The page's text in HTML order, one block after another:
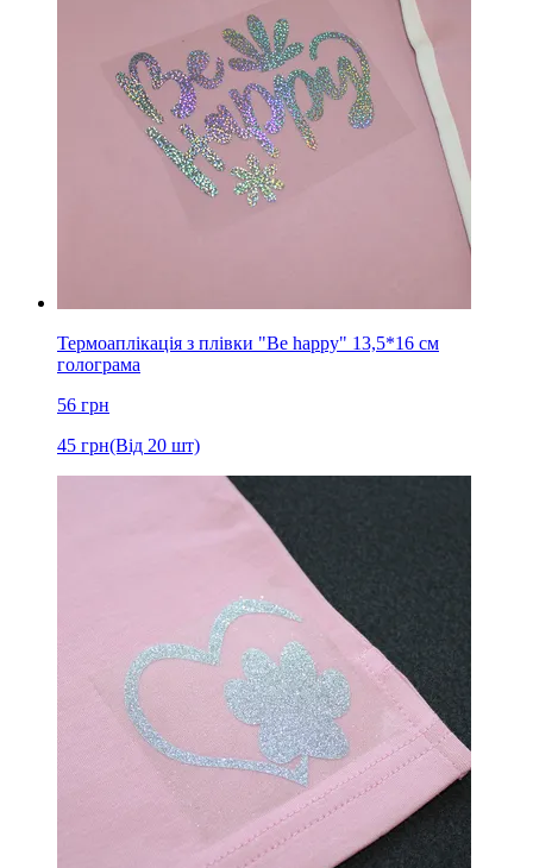
Термоаплікація з плівки "Be happy" 13,5*16 см
голограма
56 грн
45 грн(Від 20 шт)